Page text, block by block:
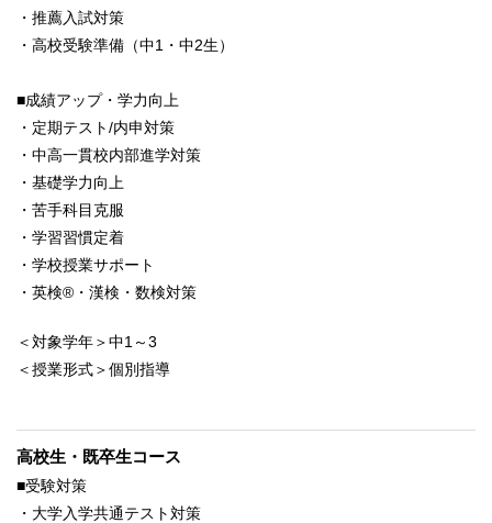
・推薦入試対策
・高校受験準備（中1・中2生）
■成績アップ・学力向上
・定期テスト/内申対策
・中高一貫校内部進学対策
・基礎学力向上
・苦手科目克服
・学習習慣定着
・学校授業サポート
・英検®・漢検・数検対策
＜対象学年＞中1～3
＜授業形式＞個別指導
高校生・既卒生コース
■受験対策
・大学入学共通テスト対策